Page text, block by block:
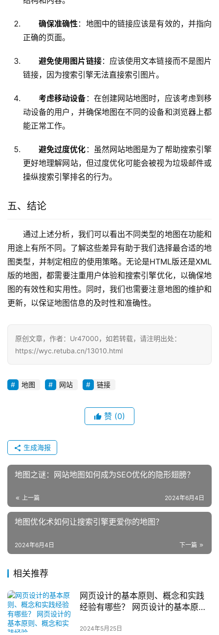
确保准确性：地图中的链接应该是有效的，并指向
正确的页面。
避免使用图片链接：应该使用文本链接而不是图片
链接，因为搜索引擎无法直接索引图片。
考虑移动设备 ：在创建网站地图时，应该考虑到移
动设备的用户，并确保地图在不同的设备和浏览器上都
能正常工作。
避免过度优化 ：虽然网站地图是为了帮助搜索引擎
更好地理解网站，但过度优化可能会被视为垃圾邮件或
操纵搜索引擎排名的行为。
五、结论
通过上述分析，我们可以看出不同类型的地图在功能和
用途上有所不同。了解这些差异有助于我们选择最合适的地
图类型，并制定相应的使用策略。无论是HTML版还是XML
版的地图，都需要注重用户体验和搜索引擎优化，以确保地
图的有效性和实用性。同时，我们也需要注意地图的维护和
更新，以保证地图信息的及时性和准确性。
原创文章，作者：Ur47000，如若转载，请注明出处：
https://wyc.retuba.cn/13010.html
地图 网站 链接
赞 (0)
生成海报
地图之谜：网站地图如何成为SEO优化的隐形翅膀？
上一篇 2024年6月4日
地图优化术如何让搜索引擎更爱你的地图？
下一篇
2024年6月4日
相关推荐
网页设计的基本原则、概念和实践
经验有哪些？ 网页设计的基本原
2024年5月25日